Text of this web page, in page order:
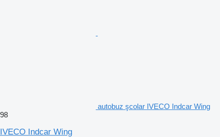
autobuz şcolar IVECO Indcar Wing
98
IVECO Indcar Wing